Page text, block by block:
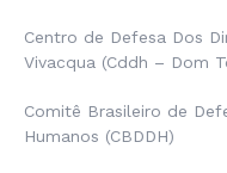
Centro de Defesa Dos
Vivacqua (Cddh – Dom
Comitê Brasileiro de
Humanos (CBDDH)